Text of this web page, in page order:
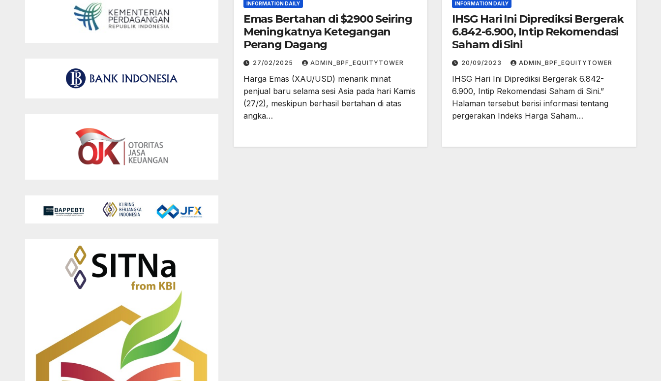
INFORMATION DAILY
Emas Bertahan di $2900 Seiring
Meningkatnya Ketegangan
Perang Dagang
27/02/2025 ADMIN_BPF_EQUITYTOWER
Harga Emas (XAU/USD) menarik minat
penjual baru selama sesi Asia pada hari Kamis
(27/2), meskipun berhasil bertahan di atas
angka…
INFORMATION DAILY
IHSG Hari Ini Diprediksi Bergerak
6.842-6.900, Intip Rekomendasi
Saham di Sini
20/09/2023 ADMIN_BPF_EQUITYTOWER
IHSG Hari Ini Diprediksi Bergerak 6.842-
6.900, Intip Rekomendasi Saham di Sini.”
Halaman tersebut berisi informasi tentang
pergerakan Indeks Harga Saham…